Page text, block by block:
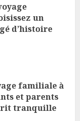
un
d’histoire
familiale à
et parents
tranquille